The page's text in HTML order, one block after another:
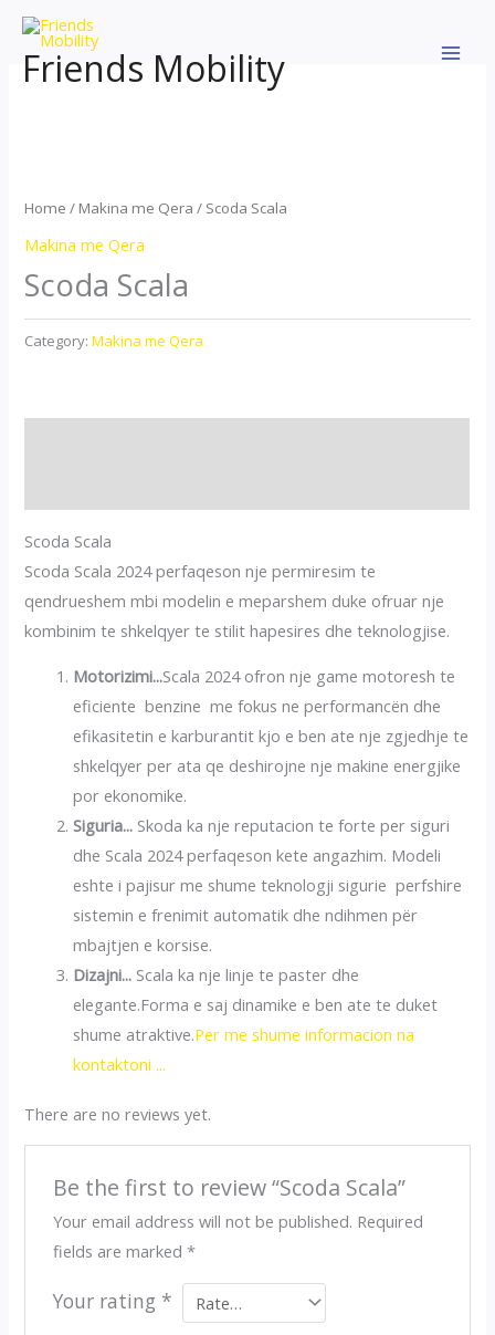
Skip
contentFriends Mobility
Home / Makina me Qera / Scoda Scala
Makina me Qera
Scoda Scala
Category:Makina me Qera
Scoda Scala
Scoda Scala 2024 perfaqeson nje permiresim te
qendrueshem mbi modelin e meparshem duke ofruar nje
kombinim te shkelqyer te stilit hapesires dhe teknologjise.
Motorizimi...Scala 2024 ofron nje game motoresh te
eficiente benzine me fokus ne performancën dhe
efikasitetin e karburantit kjo e ben ate nje zgjedhje te
shkelqyer per ata qe deshirojne nje makine energjike
por ekonomike.
Siguria... Skoda ka nje reputacion te forte per siguri
dhe Scala 2024 perfaqeson kete angazhim. Modeli
eshte i pajisur me shume teknologji sigurie perfshire
sistemin e frenimit automatik dhe ndihmen për
mbajtjen e korsise.
Dizajni... Scala ka nje linje te paster dhe
elegante.Forma e saj dinamike e ben ate te duket
shume atraktive.Per me shume informacion na
kontaktoni ...
There are no reviews yet.
Be the first to review “Scoda Scala”
Your email address will not be published. Required
fields are marked *
Your rating *